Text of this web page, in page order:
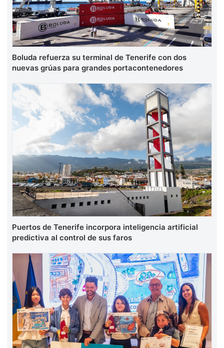
Boluda refuerza su terminal de Tenerife con dos
nuevas grúas para grandes portacontenedores
Puertos de Tenerife incorpora inteligencia artificial
predictiva al control de sus faros